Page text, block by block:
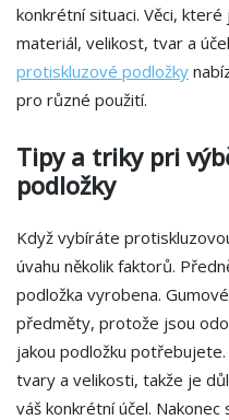
konkrétní situaci. Věci,
materiál, velikost, tvar a
protiskluzové podložky
pro různé použití.
Tipy a triky pri
podložky
Když vybíráte
úvahu několik faktorů.
podložka vyrobena.
předměty, protože jsou
jakou podložku
tvary a velikosti, takže je
váš konkrétní účel.